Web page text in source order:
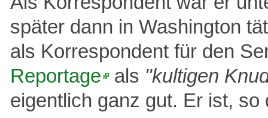
später dann in Washington
als Korrespondent für den
Reportage
als "kultigen
eigentlich ganz gut. Er ist,